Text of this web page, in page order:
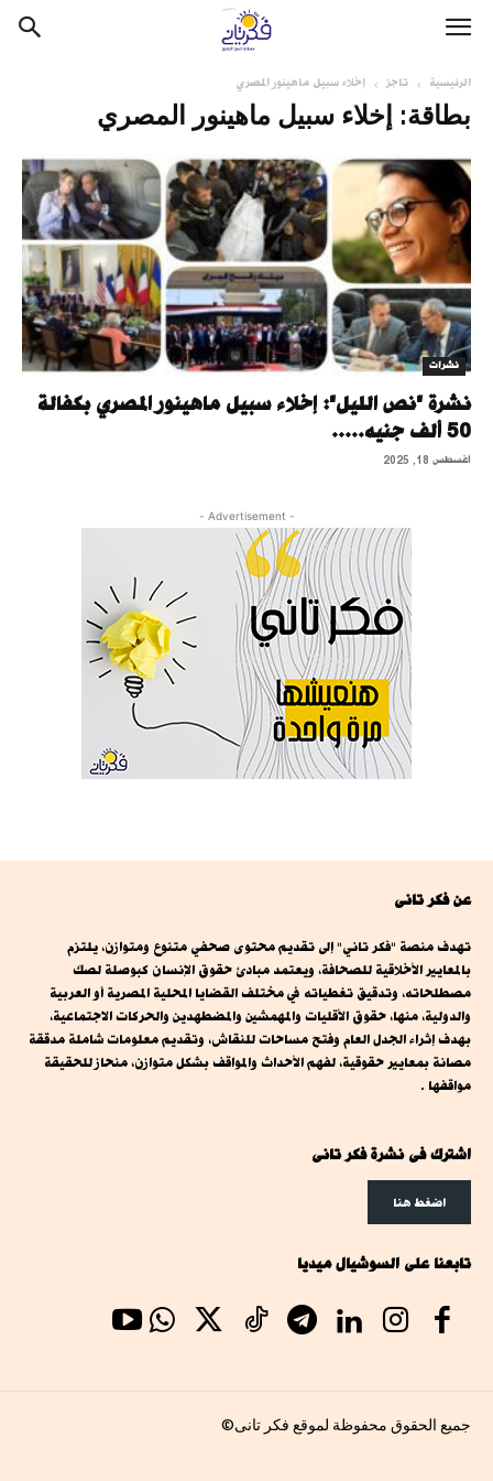
الرئيسية تاجز إخلاء سبيل ماهينور المصري
بطاقة: إخلاء سبيل ماهينور المصري
نشرات
نشرة "نص الليل": إخلاء سبيل ماهينور المصري بكفالة
50 ألف جنيه.....
أغسطس 18, 2025
- Advertisement -
عن فكر تانى
تهدف منصة "فكر تاني" إلى تقديم محتوى صحفي متنوع ومتوازن، يلتزم
بالمعايير الأخلاقية للصحافة، ويعتمد مبادئ حقوق الإنسان كبوصلة لصك
مصطلحاته، وتدقيق تغطياته في مختلف القضايا المحلية المصرية أو العربية
والدولية، منها، حقوق الأقليات والمهمشين والمضطهدين والحركات الاجتماعية،
بهدف إثراء الجدل العام وفتح مساحات للنقاش، وتقديم معلومات شاملة مدققة
مصانة بمعايير حقوقية، لفهم الأحداث والمواقف بشكل متوازن، منحاز للحقيقة
مواقفها .
اشترك فى نشرة فكر تانى
اضغط هنا
تابعنا على السوشيال ميديا
جميع الحقوق محفوظة لموقع فكر تانى©